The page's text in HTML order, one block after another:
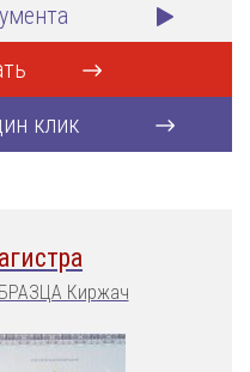
клик
Киржач